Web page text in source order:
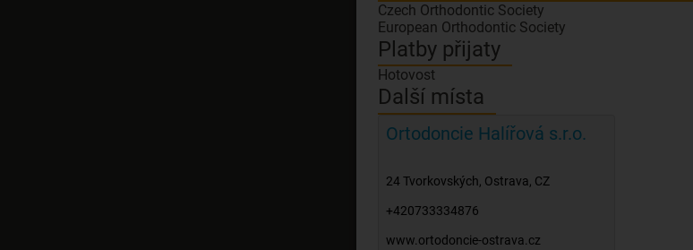
Czech Orthodontic Society
European Orthodontic Society
Platby přijaty
Hotovost
Další místa
Ortodoncie Halířová s.r.o.
24 Tvorkovských, Ostrava, CZ
+420733334876
www.ortodoncie-ostrava.cz